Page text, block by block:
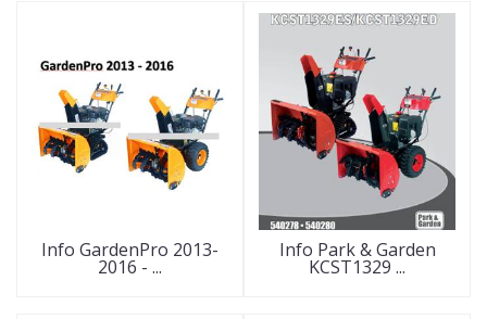
Info GardenPro 2013-
2016 - ...
Info Park & Garden
KCST1329 ...